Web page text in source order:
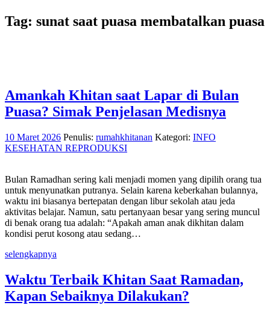
Tag: sunat saat puasa membatalkan puasa
Amankah Khitan saat Lapar di Bulan
Puasa? Simak Penjelasan Medisnya
10 Maret 2026 Penulis: rumahkhitanan Kategori: INFO
KESEHATAN REPRODUKSI
Bulan Ramadhan sering kali menjadi momen yang dipilih orang tua
untuk menyunatkan putranya. Selain karena keberkahan bulannya,
waktu ini biasanya bertepatan dengan libur sekolah atau jeda
aktivitas belajar. Namun, satu pertanyaan besar yang sering muncul
di benak orang tua adalah: “Apakah aman anak dikhitan dalam
kondisi perut kosong atau sedang…
selengkapnya
Waktu Terbaik Khitan Saat Ramadan,
Kapan Sebaiknya Dilakukan?